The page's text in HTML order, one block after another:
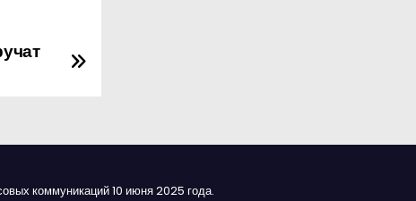
коммуникаций 10 июня 2025 года.